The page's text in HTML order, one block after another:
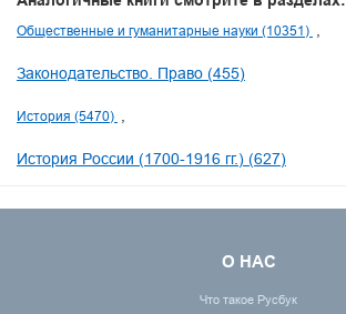
Общественные и гуманитарные науки (10351)
Законодательство. Право (455)
История (5470)
История России (1700-1916 гг.) (627)
О НАС
Что такое Русбук